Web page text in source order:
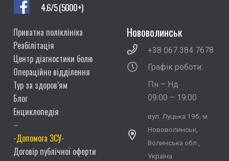
4.6/5 (5000+)
Приватна поліклініка
Реабілітація
Центр діагностики болю
Операційне відділення
Тур за здоров’ям
Блог
Енциклопедія
–
-Допомога ЗСУ-
Договір публічної оферти
Нововолинськ
+38 067 384 7678
Графік роботи:
Пн – Нд
09:00 – 19:00
вул. Луцька 19б, м.
Нововолинськ,
Волинська обл.,
Україна